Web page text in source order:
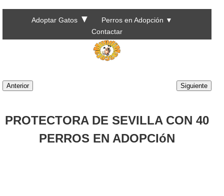
Adoptar Gatos ▼ Perros en Adopción ▼
Contactar
Anterior Siguiente
PROTECTORA DE SEVILLA CON 40
PERROS EN ADOPCIóN